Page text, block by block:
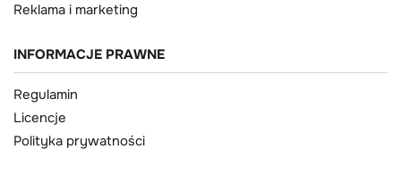
Reklama i marketing
INFORMACJE PRAWNE
Regulamin
Licencje
Polityka prywatności